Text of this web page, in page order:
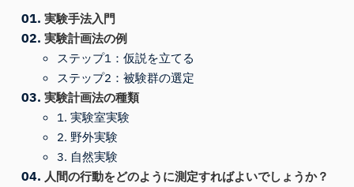
実験手法入門
実験計画法の例
ステップ1：仮説を立てる
ステップ2：被験群の選定
実験計画法の種類
1. 実験室実験
2. 野外実験
3. 自然実験
人間の行動をどのように測定すればよいでしょうか？